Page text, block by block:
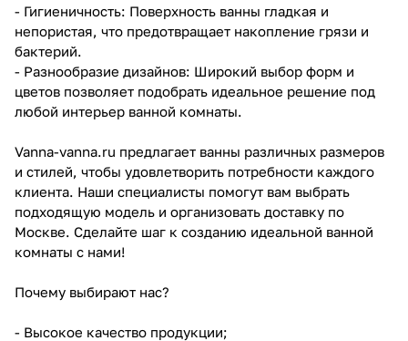
- Гигиеничность: Поверхность ванны гладкая и
непористая, что предотвращает накопление грязи и
бактерий.
- Разнообразие дизайнов: Широкий выбор форм и
цветов позволяет подобрать идеальное решение под
любой интерьер ванной комнаты.
Vanna-vanna.ru предлагает ванны различных размеров
и стилей, чтобы удовлетворить потребности каждого
клиента. Наши специалисты помогут вам выбрать
подходящую модель и организовать доставку по
Москве. Сделайте шаг к созданию идеальной ванной
комнаты с нами!
Почему выбирают нас?
- Высокое качество продукции;